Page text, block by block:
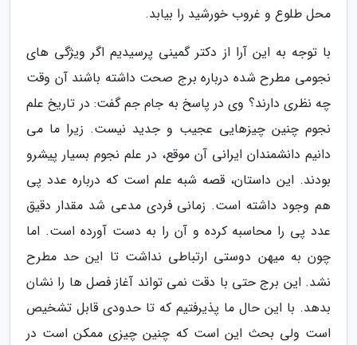
محل طلوع و غروب خورشید را بیابد.
با توجه به این آرا از دکتر گمینی پرسیدیم اگر ویژگی های
نجومی مطرح شده درباره برج صحت داشته باشند آن وقت
چه نظری دارند؟ وی در پاسخ به جام جم گفت: در تاریخ علم
نجوم چنین چیزهایی عجیب و جدید نیست. زیرا ما می
دانیم دانشمندان ایرانی آن موقع، در علم نجوم بسیار پیشرو
بودند. این داستان، قصه شبه علم است که درباره عدد پی
هم وجود داشته است. زمانی فردی مدعی شد مقدار دقیق
عدد پی را محاسبه کرده و آن را به دست آورده است. اما
چون به میهن دوستی ارتباطی نداشت تا این حد مطرح
نشد. این برج حتی با دقت نمی تواند آغاز فصل ها را نشان
بدهد. با این حال ما پذیرفتیم که تا حدودی قابل تشخیص
است ولی بحث این است که چنین چیزی ممکن است در